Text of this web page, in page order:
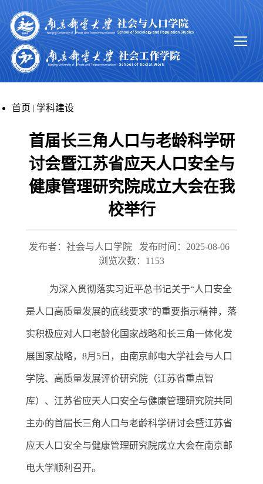
首页 学科建设
首届长三角人口与老龄科学研
讨会暨江苏省应天人口安全与
健康管理研究院成立大会在我
校举行
发布者：社会与人口学院
发布时间：2025-08-06
浏览次数： 1153
为深入贯彻落实习近平总书记关于“人口安全
是人口高质量发展的底线要求”的重要指示精神，落
实积极应对人口老龄化国家战略和长三角一体化发
展国家战略， 8月 5 日，由南京邮电大学社会与人口
学院、高质量发展评价研究院（江苏省重点智
库）、江苏省应天人口安全与健康管理研究院共同
主办的首届长三角人口与老龄科学研讨会暨江苏省
应天人口安全与健康管理研究院成立大会在南京邮
电大学顺利召开。